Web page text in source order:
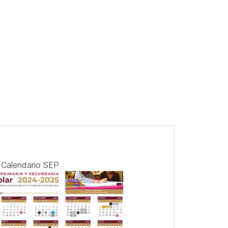
Calendario SEP